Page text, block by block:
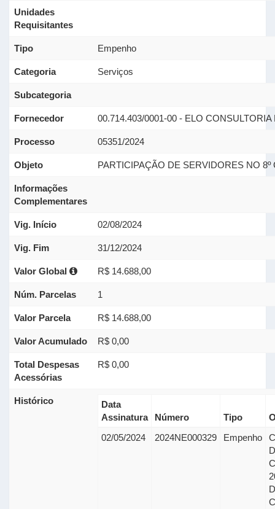
Unidades
Requisitantes
Tipo Empenho
Categoria Serviços
Subcategoria
Fornecedor 00.714.403/0001-00 - ELO
Processo 05351/2024
Objeto PARTICIPAÇÃO DE SERVIDORES NO
Informações
Complementares
Vig. Início 02/08/2024
Vig. Fim 31/12/2024
Valor Global R$ 14.688,00
Núm. Parcelas 1
Valor Parcela R$ 14.688,00
Valor Acumulado R$ 0,00
Total Despesas
Acessórias
R$ 0,00
Histórico
Data
Assinatura
Número Tipo
02/05/2024
2024NE000329 Empenho